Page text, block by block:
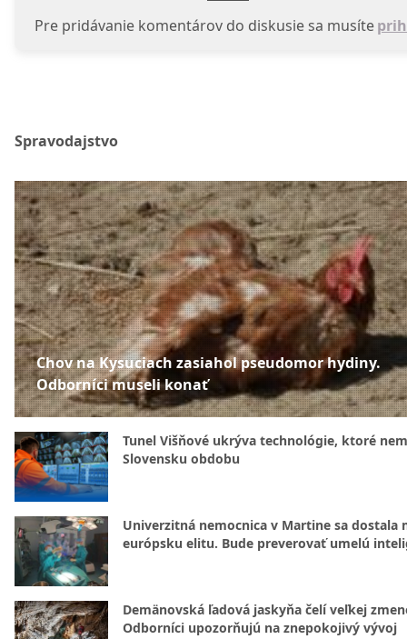
Pre pridávanie komentárov do diskusie sa musíte
Spravodajstvo
Chov na Kysuciach zasiahol pseudomor hydiny.
Odborníci museli konať
Tunel Višňové ukrýva technológie, ktoré
Slovensku obdobu
Univerzitná nemocnica v Martine sa dostala
európsku elitu. Bude preverovať umelú
Demänovská ľadová jaskyňa čelí veľkej
Odborníci upozorňujú na znepokojivý vývoj